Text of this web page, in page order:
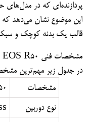
پردازنده‌ای که در مدل‌های
این موضوع نشان می‌دهد که
قالب یک بدنه کوچک و سبک
مشخصات فنی Canon EOS R50
در جدول زیر مهم‌ترین
مشخصات
نوع دوربین